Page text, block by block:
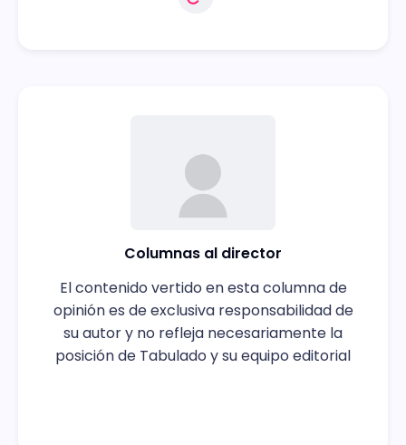
Columnas al director
El contenido vertido en esta columna de
opinión es de exclusiva responsabilidad de
su autor y no refleja necesariamente la
posición de Tabulado y su equipo editorial